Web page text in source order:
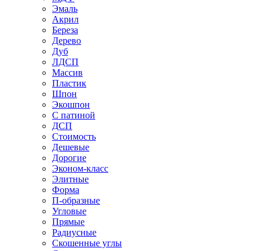
Эмаль
Акрил
Береза
Дерево
Дуб
ЛДСП
Массив
Пластик
Шпон
Экошпон
С патиной
ДСП
Стоимость
Дешевые
Дорогие
Эконом-класс
Элитные
Форма
П-образные
Угловые
Прямые
Радиусные
Скошенные углы